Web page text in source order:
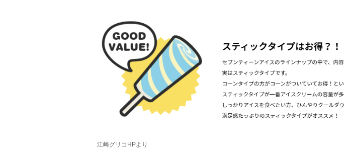
江崎グリコHPより